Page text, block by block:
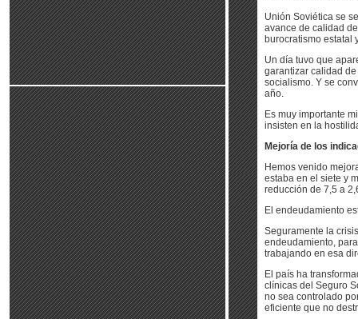
Unión Soviética se
avance de calidad
burocratismo estatal
Un día tuvo que
garantizar calidad
socialismo. Y se
año.
Es muy importante
insisten en la
Mejoría de los
Hemos venido
estaba en el siete y
reducción de 7,5 a
El endeudamiento
Seguramente la
endeudamiento,
trabajando en esa
El país ha
clínicas del Seguro
no sea controlado
eficiente que no